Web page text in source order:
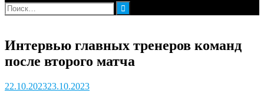
Найти:
Интервью главных тренеров команд
после второго матча
22.10.202323.10.2023